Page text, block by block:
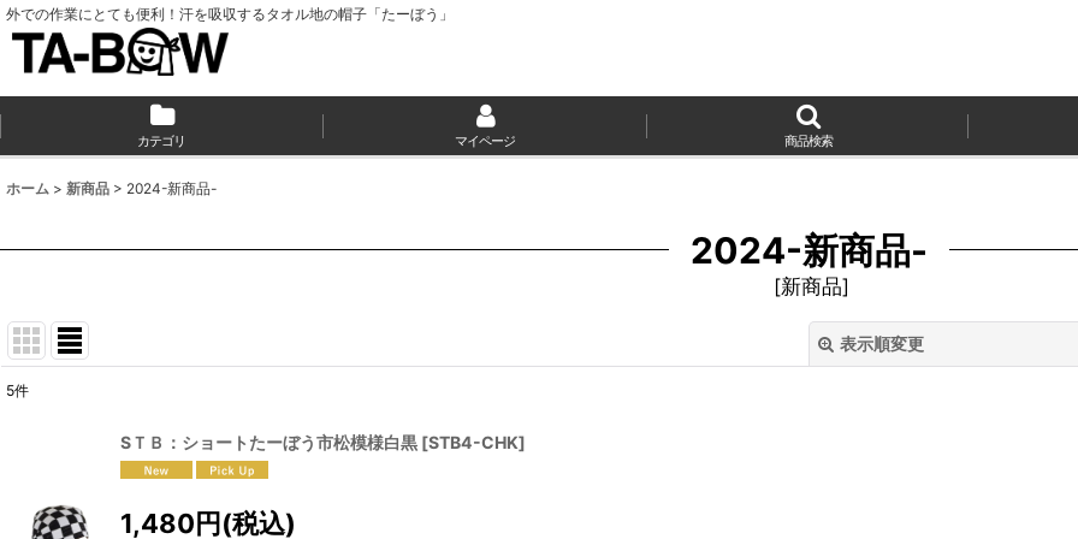
外での作業にとても便利！汗を吸収するタオル地の帽子「たーぼう」
カテゴリ マイページ 商品検索
ホーム > 新商品 > 2024-新商品-
2024-新商品-
[新商品]
表示順変更
5件
SＴＢ：ショートたーぼう市松模様白黒 [STB4-CHK]
1,480円(税込)